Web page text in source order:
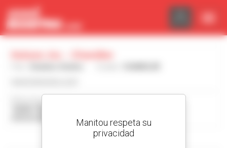
47610 CHANDLER Estados Unidos
Mostrar filtros de búsqueda
Panel de gestión de cookies
Manitou respeta su
privacidad